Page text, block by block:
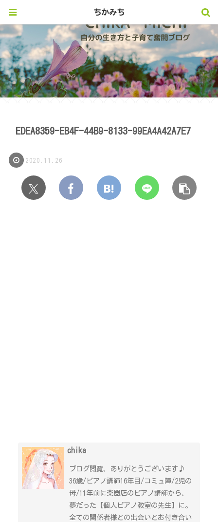
EDEA8359-EB4F-44B9-8133-99EA4A42A7E7
2020.11.26
chika
ブログ閲覧、ありがとうございます♪
36歳/ピアノ講師16年目/コミュ障/2児の
母/11年前に楽器店のピアノ講師から、
夢だった【個人ピアノ教室の先生】に。
全ての関係者様との出会いとお付き合い
ちかみち